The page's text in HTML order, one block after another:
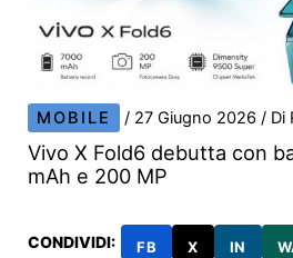
MOBILE / 27 Giugno 2026/ Di
Vivo X Fold6 debutta con
mAh e 200 MP
CONDIVIDI: FB X IN